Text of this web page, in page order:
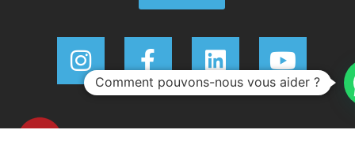
Comment pouvons-nous vous aider ?